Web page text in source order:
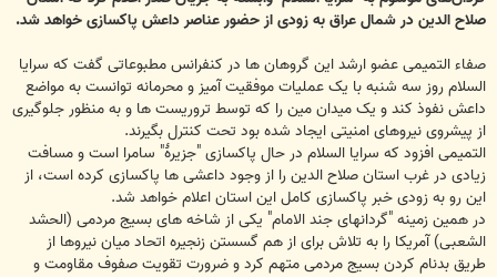
صلاح الدین در شمال عراق به زودی از حضور عناصر داعش پاکسازی خواهد شد.
صفاء التمیمی عضو ارشد این گروهان ها در کنفرانس مطبوعاتی گفت که سرایا
السلام روز سه شنبه با یک عملیات موفقیت آمیز و محرمانه توانست به مواضع
داعش نفوذ کند و یک میدان مین را که توسط تروریست ها و به منظور جلوگیری
از پیشروی نیروهای امنیتی ایجاد شده بود تحت کنترل بگیرند.
التمیمی افزود که سرایا السلام در حال پاکسازی "جزیرۀ" سامرا است و مسافت
زیادی در غرب استان صلاح الدین را از وجود داعشی ها پاکسازی کرده است، از
این رو به زودی خبر پاکسازی کامل این استان اعلام خواهد شد.
در همین زمینه "گردانهای جند الامام" یکی از شاخه های بسیج مردمی (الحشد
الشعبی) آمریکا را به تلاش برای از هم گسستن زنجیره اتحاد میان نیروها از
طریق بدنام کردن بسیج مردمی متهم کرد و ضرورت تقویت صفوف مقاومت و